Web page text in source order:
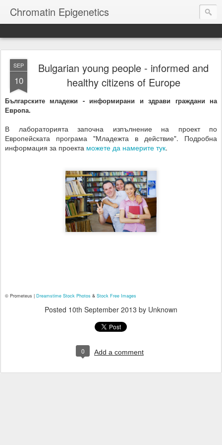
Chromatin Epigenetics
SEP
10
Bulgarian young people - informed and
healthy citizens of Europe
Българските младежи - информирани и здрави граждани на
Еврoпа.
В лабораторията започна изпълнение на проект по
Европейската програма "Младежта в действие". Подробна
информация за проекта можете да намерите тук.
© Prometeus | Dreamstime Stock Photos & Stock Free Images
Posted 10th September 2013 by Unknown
0 Add a comment